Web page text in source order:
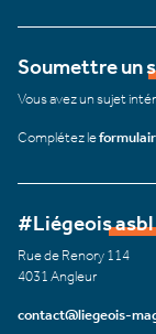
Soumettre un
Vous avez un sujet
Complétez le
#Liégeois asbl
Rue de Renory 114
4031 Angleur
contact@liegeois-